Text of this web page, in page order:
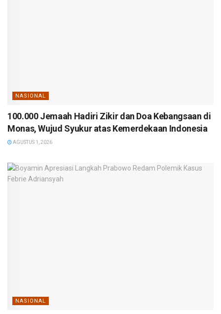
NASIONAL
100.000 Jemaah Hadiri Zikir dan Doa Kebangsaan di
Monas, Wujud Syukur atas Kemerdekaan Indonesia
AGUSTUS 1, 2026
NASIONAL